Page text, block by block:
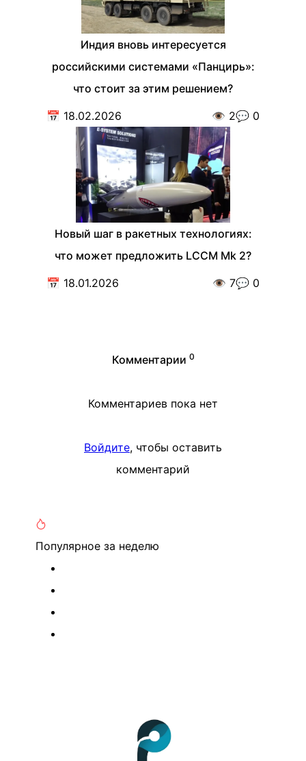
Индия вновь интересуется
российскими системами «Панцирь»:
что стоит за этим решением?
📅 18.02.2026 👁️ 2💬 0
Новый шаг в ракетных технологиях:
что может предложить LCCM Mk 2?
📅 18.01.2026 👁️ 7💬 0
Комментарии 0
Комментариев пока нет
Войдите, чтобы оставить
комментарий
Популярное за неделю